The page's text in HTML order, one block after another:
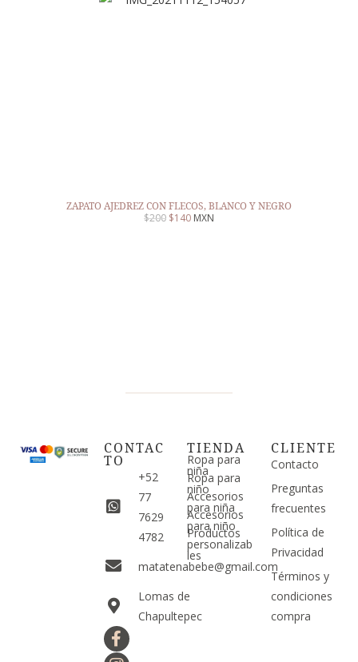
ZAPATO AJEDREZ CON FLECOS, BLANCO Y NEGRO
$200 $140 MXN
CONTAC
TO
+52
77
7629
4782
matatenabebe@gmail.com
Lomas de
Chapultepec
TIENDA
Ropa para
niña
Ropa para
niño
Accesorios
para niña
Accesorios
para niño
Productos
personalizab
les
CLIENTE
Contacto
Preguntas
frecuentes
Política de
Privacidad
Términos y
condiciones
compra